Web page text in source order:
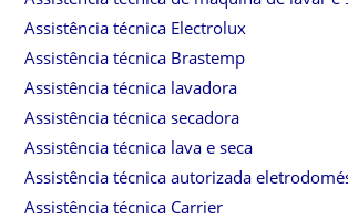
Assistência técnica Electrolux
Assistência técnica Brastemp
Assistência técnica lavadora
Assistência técnica secadora
Assistência técnica lava e seca
Assistência técnica autorizada
Assistência técnica Carrier